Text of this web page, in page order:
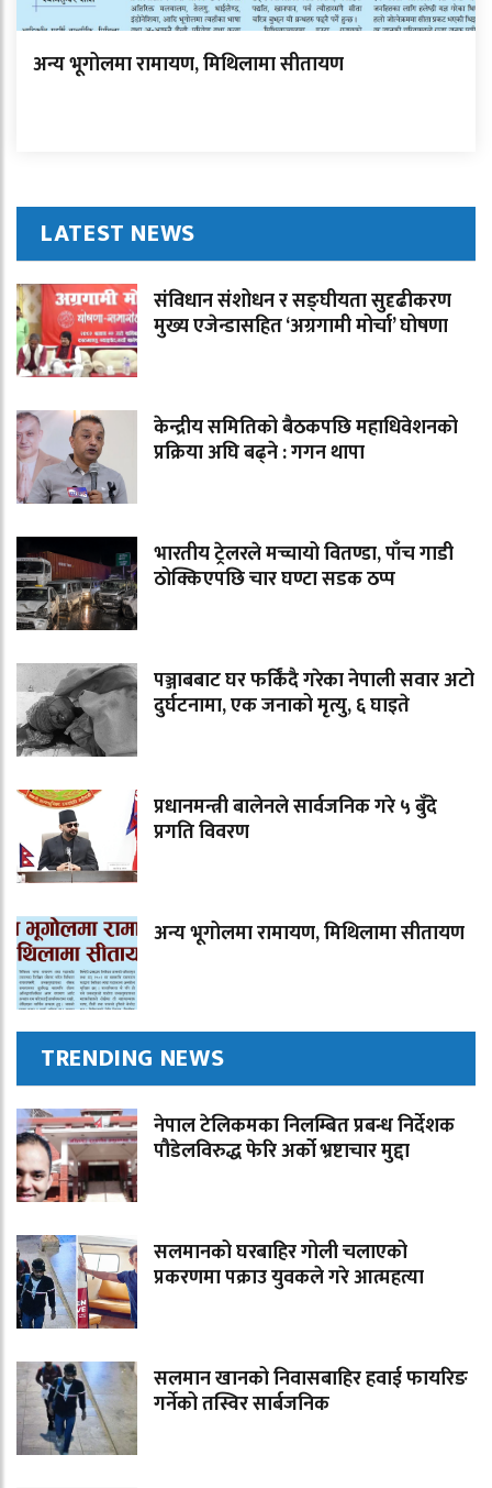
अन्य भूगोलमा रामायण, मिथिलामा सीतायण
LATEST NEWS
संविधान संशोधन र सङ्घीयता सुदृढीकरण
मुख्य एजेन्डासहित ‘अग्रगामी मोर्चा’ घोषणा
केन्द्रीय समितिको बैठकपछि महाधिवेशनको
प्रक्रिया अघि बढ्ने : गगन थापा
भारतीय ट्रेलरले मच्चायो वितण्डा, पाँच गाडी
ठोक्किएपछि चार घण्टा सडक ठप्प
पञ्जाबबाट घर फर्किंदै गरेका नेपाली सवार अटो
दुर्घटनामा, एक जनाको मृत्यु, ६ घाइते
प्रधानमन्त्री बालेनले सार्वजनिक गरे ५ बुँदे
प्रगति विवरण
अन्य भूगोलमा रामायण, मिथिलामा सीतायण
TRENDING NEWS
नेपाल टेलिकमका निलम्बित प्रबन्ध निर्देशक
पौडेलविरुद्ध फेरि अर्को भ्रष्टाचार मुद्दा
सलमानको घरबाहिर गोली चलाएको
प्रकरणमा पक्राउ युवकले गरे आत्महत्या
सलमान खानको निवासबाहिर हवाई फायरिङ
गर्नेको तस्विर सार्बजनिक